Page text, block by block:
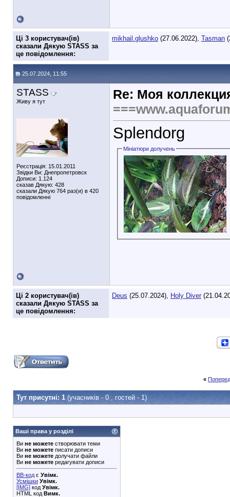
Ці 3 користувач(ів)
сказали Дякую STASS за
це повідомлення:
mikhail.glushko (27.06.2022), Tasman
25.07.2024, 11:55
STASS
Живу я тут
Реєстрація: 15.01.2011
Звідки Ви: Днепропетровск
Дописи: 1.124
сказав Дякую: 428
сказали Дякую 764 раз(и) в 420
повідомленні
Re: Моя
Splendorg
Мініатюри долучень
Ці 2 користувач(ів)
сказали Дякую STASS за
це повідомлення:
Deus (25.07.2024), Holy Diver
«
Тут присутні: 1 (учасників - 0 , гостей - 1)
Ваші права у розділі
Ви не можете створювати теми
Ви не можете писати дописи
Ви не можете долучати файли
Ви не можете редагувати дописи
BB-код є Увімк.
Усмішки Увімк.
[IMG] код Увімк.
HTML код Вимк.